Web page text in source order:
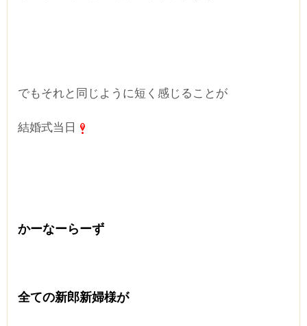
でもそれと同じように短く感じることが
結婚式当日
かーなーらーず
全ての新郎新婦様が